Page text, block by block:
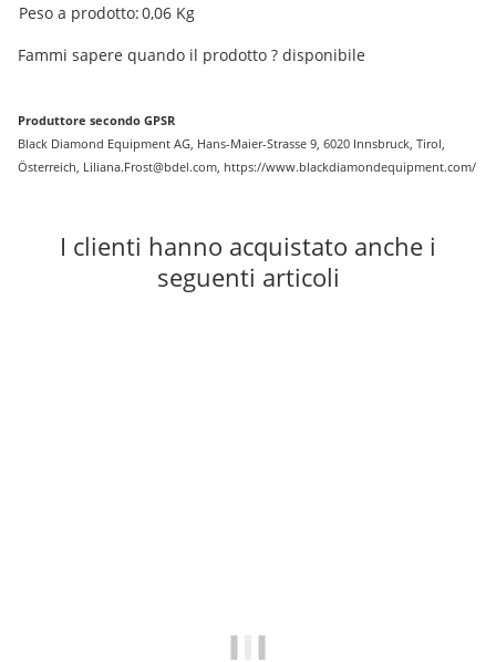
Peso a prodotto:0,06 Kg
Fammi sapere quando il prodotto ? disponibile
Produttore secondo GPSR
Black Diamond Equipment AG, Hans-Maier-Strasse 9, 6020 Innsbruck, Tirol,
Österreich, Liliana.Frost@bdel.com, https://www.blackdiamondequipment.com/
I clienti hanno acquistato anche i
seguenti articoli